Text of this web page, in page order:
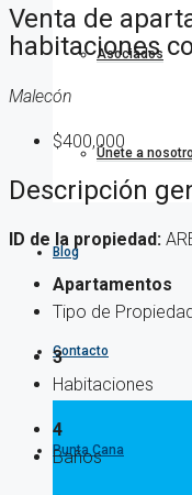
Asociados
Únete a
Blog
Contacto
Punta Cana
Venta de
habitaciones
Malecón
$400,000
Descripción
ID de la propiedad:
Apartamentos
Tipo de Propiedad
3
Habitaciones
4
Baños